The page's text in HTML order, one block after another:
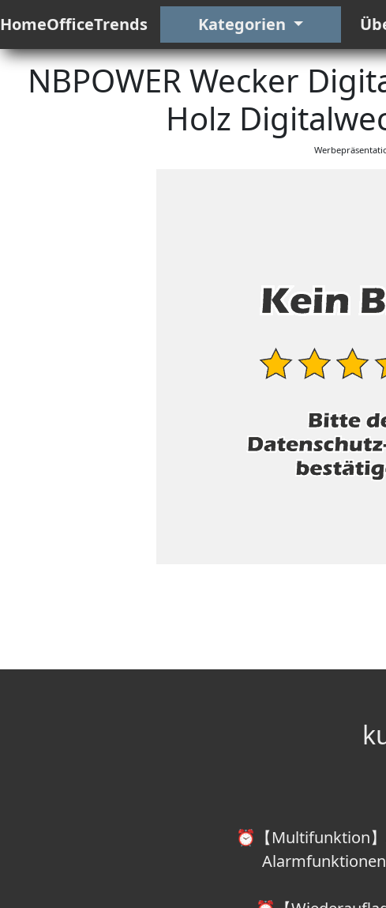
HomeOfficeTrends Kategorien
NBPOWER Wecker
Holz
⏰【Multifunktion